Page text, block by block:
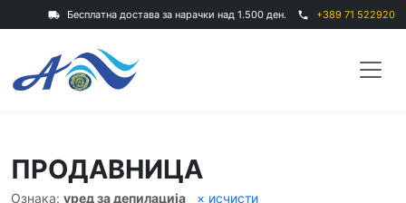
local_shipping Бесплатна достава за нарачки над 1.500 ден. phone +389 71 522920
ПРОДАВНИЦА
Ознака: уред за депилација
× исчисти